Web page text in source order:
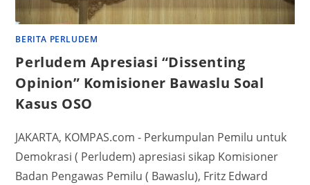
BERITA PERLUDEM
Perludem Apresiasi “Dissenting
Opinion” Komisioner Bawaslu Soal
Kasus OSO
JAKARTA, KOMPAS.com - Perkumpulan Pemilu untuk
Demokrasi ( Perludem) apresiasi sikap Komisioner
Badan Pengawas Pemilu ( Bawaslu), Fritz Edward